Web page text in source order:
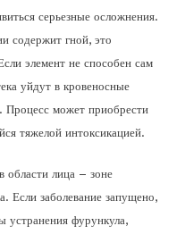
серьезные осложнения.
содержит гной, это
элемент не способен сам
уйдут в кровеносные
Процесс может приобрести
тяжелой интоксикацией.
области лица – зоне
Если заболевание запущено,
устранения фурункула,